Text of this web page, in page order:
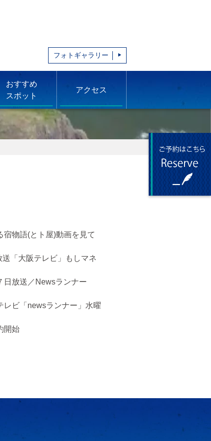
フォトギャラリー
おすすめ
スポット
アクセス
宿物語(とト屋)動画を見て
「大阪テレビ」もしマネ
日放送／Newsランナー
ビ「newsランナー」水曜
開始